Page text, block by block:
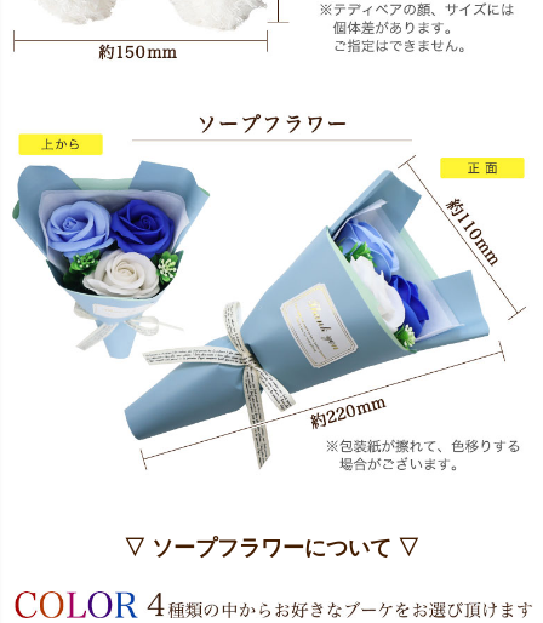
▽ ソープフラワーについて ▽